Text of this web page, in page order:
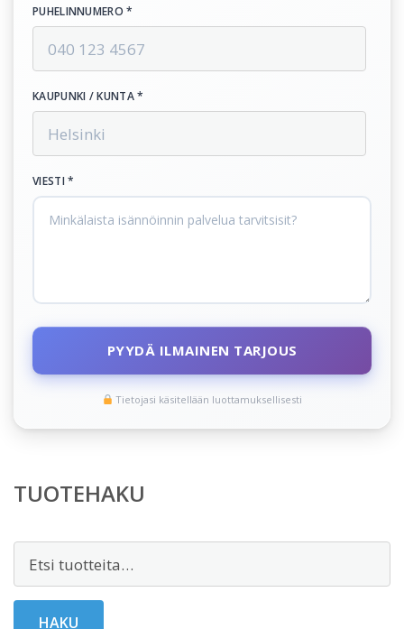
PUHELINNUMERO *
KAUPUNKI / KUNTA *
VIESTI *
PYYDÄ ILMAINEN TARJOUS
Tietojasi käsitellään luottamuksellisesti
TUOTEHAKU
HAKU